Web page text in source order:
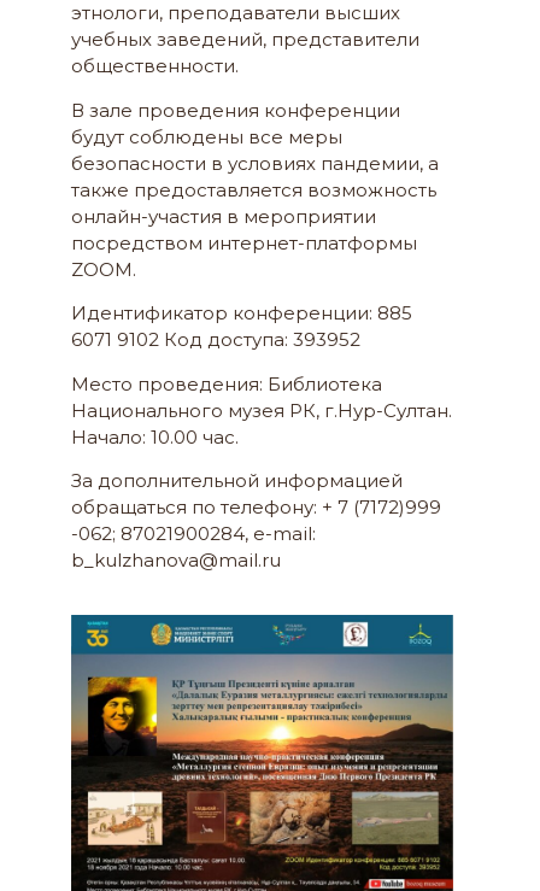
этнологи, преподаватели высших
учебных заведений, представители
общественности.
В зале проведения конференции
будут соблюдены все меры
безопасности в условиях пандемии, а
также предоставляется возможность
онлайн-участия в мероприятии
посредством интернет-платформы
ZOOM.
Идентификатор конференции: 885
6071 9102 Код доступа: 393952
Место проведения: Библиотека
Национального музея РК, г.Нур-Султан.
Начало: 10.00 час.
За дополнительной информацией
обращаться по телефону: + 7 (7172)999
-062; 87021900284, e-mail:
b_kulzhanova@mail.ru